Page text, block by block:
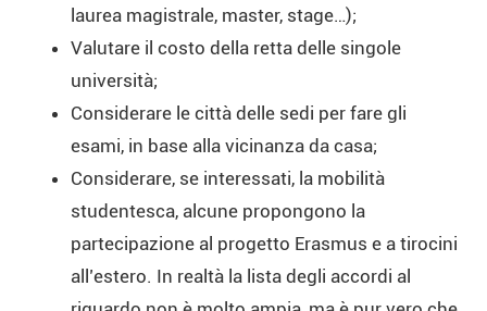
laurea magistrale, master, stage…);
Valutare il costo della retta delle singole
università;
Considerare le città delle sedi per fare gli
esami, in base alla vicinanza da casa;
Considerare, se interessati, la mobilità
studentesca, alcune propongono la
partecipazione al progetto Erasmus e a tirocini
all’estero. In realtà la lista degli accordi al